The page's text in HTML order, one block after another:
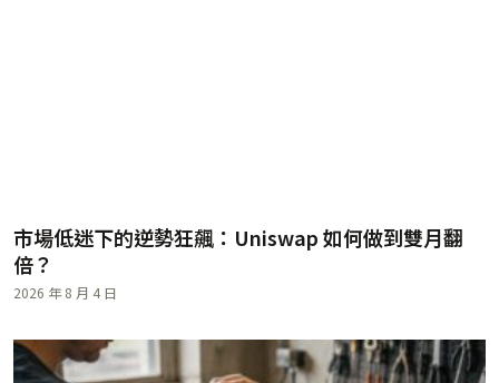
市場低迷下的逆勢狂飆：Uniswap 如何做到雙月翻
倍？
2026 年 8 月 4 日